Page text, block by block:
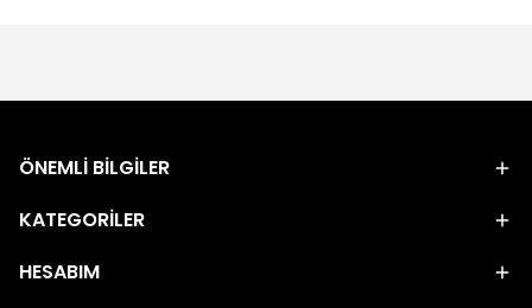
ÖNEMLİ BİLGİLER
KATEGORİLER
HESABIM